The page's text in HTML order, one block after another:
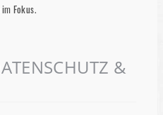
Fokus.
&